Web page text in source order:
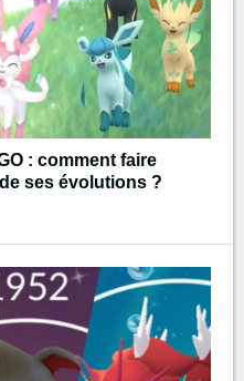
: comment faire
ses évolutions ?